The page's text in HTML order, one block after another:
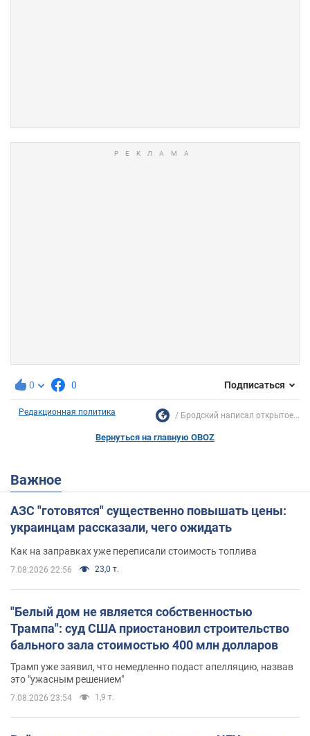
0 0 Подписаться
Редакционная политика Бродский написал открытое...
Вернуться на главную OBOZ
Важное
АЗС "готовятся" существенно повышать цены:
украинцам рассказали, чего ожидать
Как на заправках уже переписали стоимость топлива
7.08.2026 22:56 23,0 т.
"Белый дом не является собственностью
Трампа": суд США приостановил строительство
бального зала стоимостью 400 млн долларов
Трамп уже заявил, что немедленно подаст апелляцию, назвав
это "ужасным решением"
7.08.2026 23:54 1,9 т.